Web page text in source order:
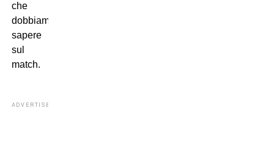
che
dobbiamo
sapere
sul
match.
ADVERTISEMENT